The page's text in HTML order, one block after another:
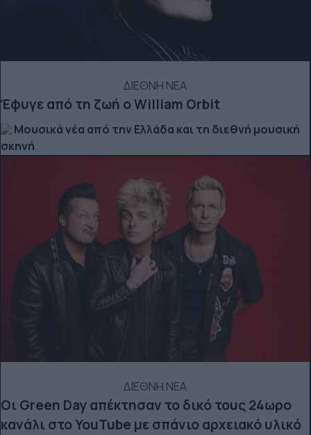
ΔΙΕΘΝΗ ΝΕΑ
Έφυγε από τη ζωή ο William Orbit
Μουσικά νέα από την Ελλάδα και τη διεθνή μουσική
σκηνή
ΔΙΕΘΝΗ ΝΕΑ
Οι Green Day απέκτησαν το δικό τους 24ωρο
κανάλι στο YouTube με σπάνιο αρχειακό υλικό